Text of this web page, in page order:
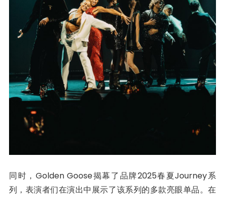
同时，Golden Goose揭幕了品牌2025春夏Journey系
列，表演者们在演出中展示了该系列的多款亮眼单品。在